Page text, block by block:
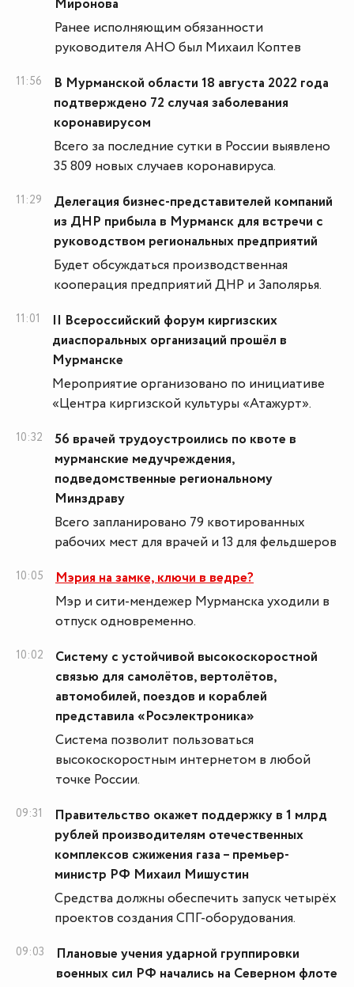
Миронова
Ранее исполняющим обязанности
руководителя АНО был Михаил Коптев
11:56
В Мурманской области 18 августа 2022 года
подтверждено 72 случая заболевания
коронавирусом
Всего за последние сутки в России выявлено
35 809 новых случаев коронавируса.
11:29
Делегация бизнес-представителей компаний
из ДНР прибыла в Мурманск для встречи с
руководством региональных предприятий
Будет обсуждаться производственная
кооперация предприятий ДНР и Заполярья.
11:01
II Всероссийский форум киргизских
диаспоральных организаций прошёл в
Мурманске
Мероприятие организовано по инициативе
«Центра киргизской культуры «Атажурт».
10:32
56 врачей трудоустроились по квоте в
мурманские медучреждения,
подведомственные региональному
Минздраву
Всего запланировано 79 квотированных
рабочих мест для врачей и 13 для фельдшеров
10:05
Мэрия на замке, ключи в ведре?
Мэр и сити-мендежер Мурманска уходили в
отпуск одновременно.
10:02
Систему с устойчивой высокоскоростной
связью для самолётов, вертолётов,
автомобилей, поездов и кораблей
представила «Росэлектроника»
Система позволит пользоваться
высокоскоростным интернетом в любой
точке России.
09:31
Правительство окажет поддержку в 1 млрд
рублей производителям отечественных
комплексов сжижения газа – премьер-
министр РФ Михаил Мишустин
Средства должны обеспечить запуск четырёх
проектов создания СПГ-оборудования.
09:03
Плановые учения ударной группировки
военных сил РФ начались на Северном флоте